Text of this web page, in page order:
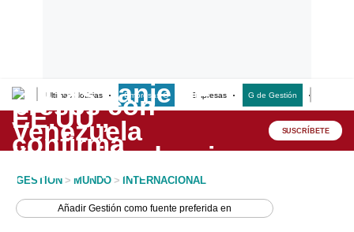
Últimas Noticias Empresas G Empresas G de Gestión
Lo último
Peru Quiosco SUSCRÍBETE
GESTION > MUNDO > INTERNACIONAL
AñadirGestión como fuente preferida en